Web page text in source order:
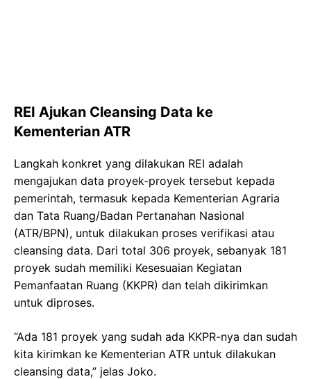
REI Ajukan Cleansing Data ke
Kementerian ATR
Langkah konkret yang dilakukan REI adalah
mengajukan data proyek-proyek tersebut kepada
pemerintah, termasuk kepada Kementerian Agraria
dan Tata Ruang/Badan Pertanahan Nasional
(ATR/BPN), untuk dilakukan proses verifikasi atau
cleansing data. Dari total 306 proyek, sebanyak 181
proyek sudah memiliki Kesesuaian Kegiatan
Pemanfaatan Ruang (KKPR) dan telah dikirimkan
untuk diproses.
“Ada 181 proyek yang sudah ada KKPR-nya dan sudah
kita kirimkan ke Kementerian ATR untuk dilakukan
cleansing data,” jelas Joko.